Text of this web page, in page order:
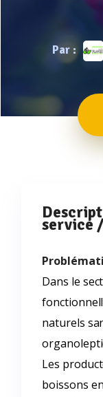
Par :
service
Dans le
naturels
Les
boissons